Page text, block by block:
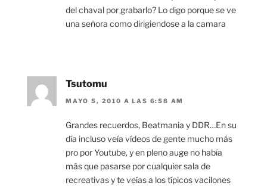
del chaval por grabarlo? Lo digo porque se ve
una señora como dirigiendose a la camara
Tsutomu
MAYO 5, 2010 A LAS 6:58 AM
Grandes recuerdos, Beatmania y DDR…En su
día incluso veía vídeos de gente mucho más
pro por Youtube, y en pleno auge no había
más que pasarse por cualquier sala de
recreativas y te veías a los típicos vacilones